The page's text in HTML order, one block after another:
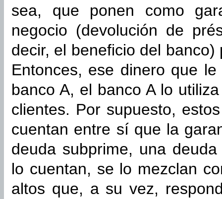
sea, que ponen como
negocio (devolución de
decir, el beneficio del
Entonces, ese dinero que
banco A, el banco A lo
clientes. Por supuesto,
cuentan entre sí que la
deuda subprime, una
lo cuentan, se lo mezclan
altos que, a su vez,